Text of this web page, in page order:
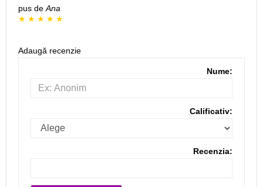
pus deAna
Adaugă recenzie
Nume:
Calificativ:
Recenzia: